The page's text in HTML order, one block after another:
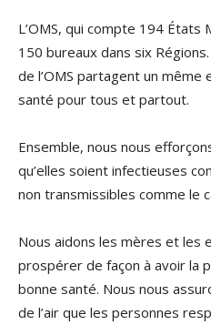
L’OMS, qui compte 194
150 bureaux dans six
de l’OMS partagent un même
santé pour tous et partout.
Ensemble, nous nous
qu’elles soient infectieuses
non transmissibles comme le
Nous aidons les mères et les
prospérer de façon à avoir la
bonne santé. Nous nous
de l’air que les personnes